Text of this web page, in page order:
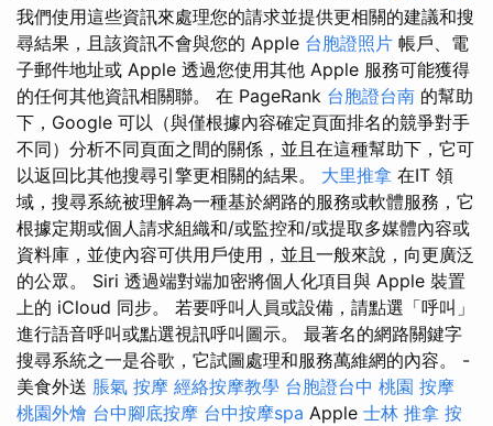
我們使用這些資訊來處理您的請求並提供更相關的建議和搜
尋結果，且該資訊不會與您的 Apple 台胞證照片 帳戶、電
子郵件地址或 Apple 透過您使用其他 Apple 服務可能獲得
的任何其他資訊相關聯。 在 PageRank 台胞證台南 的幫助
下，Google 可以（與僅根據內容確定頁面排名的競爭對手
不同）分析不同頁面之間的關係，並且在這種幫助下，它可
以返回比其他搜尋引擎更相關的結果。 大里推拿 在IT 領
域，搜尋系統被理解為一種基於網路的服務或軟體服務，它
根據定期或個人請求組織和/或監控和/或提取多媒體內容或
資料庫，並使內容可供用戶使用，並且一般來說，向更廣泛
的公眾。 Siri 透過端對端加密將個人化項目與 Apple 裝置
上的 iCloud 同步。 若要呼叫人員或設備，請點選「呼叫」
進行語音呼叫或點選視訊呼叫圖示。 最著名的網路關鍵字
搜尋系統之一是谷歌，它試圖處理和服務萬維網的內容。 -
美食外送 脹氣 按摩 經絡按摩教學 台胞證台中 桃園 按摩
桃園外燴 台中腳底按摩 台中按摩spa Apple 士林 推拿 按